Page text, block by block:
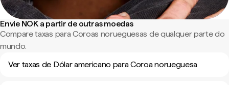
Envie NOK a partir de outras moedas
Compare taxas para Coroas norueguesas de qualquer parte do
mundo.
Ver taxas de Dólar americano para Coroa norueguesa